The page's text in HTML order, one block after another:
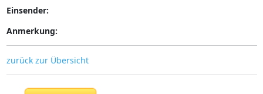
Einsender:
Anmerkung:
zurück zur Übersicht